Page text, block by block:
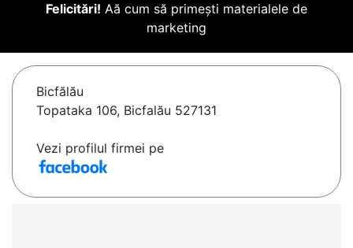
Felicitări! Aă cum să primești materialele de
marketing
Bicfălău
Topataka 106, Bicfalău 527131
Vezi profilul firmei pe